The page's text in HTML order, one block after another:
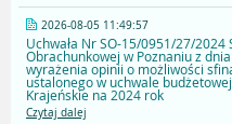
2026-08-05 11:49:57
Uchwała Nr SO-15/0951/27/2024
Obrachunkowej w Poznaniu z
wyrażenia opinii o możliwości
ustalonego w uchwale
Krajeńskie na 2024 rok
Czytaj dalej